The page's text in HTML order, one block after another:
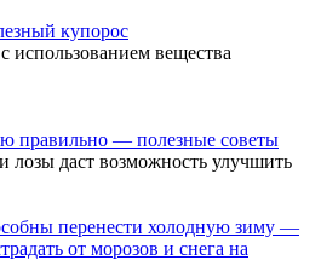
купорос
использованием вещества
правильно — полезные советы
лозы даст возможность улучшить
перенести холодную зиму —
от морозов и снега на